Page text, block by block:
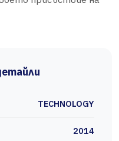
TECHNOLOGY
2014